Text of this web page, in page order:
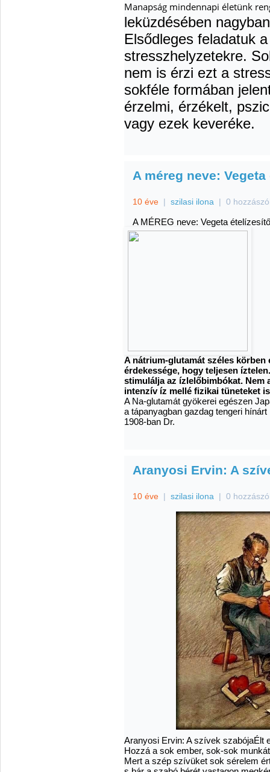
Manapság mindennapi életünk
leküzdésében
Elsődleges feladatuk
stresszhelyzetekre.
nem is érzi ezt a
sokféle formában
érzelmi, érzékelt,
vagy ezek keveréke.
A méreg neve:
10 éve | szilasi ilona | 0
A MÉREG neve: Vegeta
A nátrium-glutamát széles
érdekessége, hogy teljesen
stimulálja az ízlelőbimbókat. Nem
intenzív íz mellé fizikai tüneteket
A Na-glutamát gyökerei egészen
a tápanyagban gazdag tengeri
1908-ban Dr.
Aranyosi Ervin: A
10 éve | szilasi ilona | 0
Aranyosi Ervin: A szívek szabójaÉlt
Hozzá a sok ember, sok-sok
Mert a szép szívüket sok sérelem